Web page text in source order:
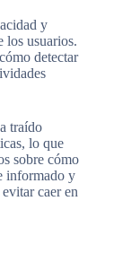
y
los usuarios.
detectar
traído
lo que
sobre cómo
informado y
caer en